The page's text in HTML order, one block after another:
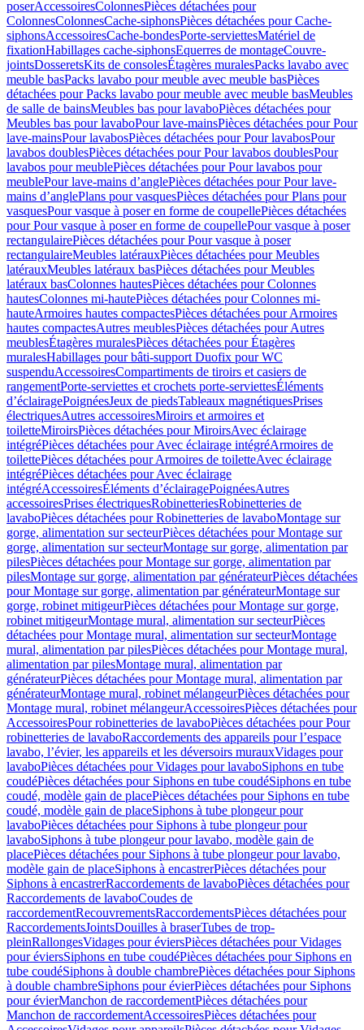
poserAccessoiresColonnesPièces détachées pour
ColonnesColonnesCache-siphonsPièces détachées pour Cache-
siphonsAccessoiresCache-bondesPorte-serviettesMatériel de
fixationHabillages cache-siphonsEquerres de montageCouvre-
jointsDosseretsKits de consolesÉtagères muralesPacks lavabo avec
meuble basPacks lavabo pour meuble avec meuble basPièces
détachées pour Packs lavabo pour meuble avec meuble basMeubles
de salle de bainsMeubles bas pour lavaboPièces détachées pour
Meubles bas pour lavaboPour lave-mainsPièces détachées pour Pour
lave-mainsPour lavabosPièces détachées pour Pour lavabosPour
lavabos doublesPièces détachées pour Pour lavabos doublesPour
lavabos pour meublePièces détachées pour Pour lavabos pour
meublePour lave-mains d’anglePièces détachées pour Pour lave-
mains d’anglePlans pour vasquesPièces détachées pour Plans pour
vasquesPour vasque à poser en forme de coupellePièces détachées
pour Pour vasque à poser en forme de coupellePour vasque à poser
rectangulairePièces détachées pour Pour vasque à poser
rectangulaireMeubles latérauxPièces détachées pour Meubles
latérauxMeubles latéraux basPièces détachées pour Meubles
latéraux basColonnes hautesPièces détachées pour Colonnes
hautesColonnes mi-hautePièces détachées pour Colonnes mi-
hauteArmoires hautes compactesPièces détachées pour Armoires
hautes compactesAutres meublesPièces détachées pour Autres
meublesÉtagères muralesPièces détachées pour Étagères
muralesHabillages pour bâti-support Duofix pour WC
suspenduAccessoiresCompartiments de tiroirs et casiers de
rangementPorte-serviettes et crochets porte-serviettesÉléments
d’éclairagePoignéesJeux de piedsTableaux magnétiquesPrises
électriquesAutres accessoiresMiroirs et armoires et
toiletteMiroirsPièces détachées pour MiroirsAvec éclairage
intégréPièces détachées pour Avec éclairage intégréArmoires de
toilettePièces détachées pour Armoires de toiletteAvec éclairage
intégréPièces détachées pour Avec éclairage
intégréAccessoiresÉléments d’éclairagePoignéesAutres
accessoiresPrises électriquesRobinetteriesRobinetteries de
lavaboPièces détachées pour Robinetteries de lavaboMontage sur
gorge, alimentation sur secteurPièces détachées pour Montage sur
gorge, alimentation sur secteurMontage sur gorge, alimentation par
pilesPièces détachées pour Montage sur gorge, alimentation par
pilesMontage sur gorge, alimentation par générateurPièces détachées
pour Montage sur gorge, alimentation par générateurMontage sur
gorge, robinet mitigeurPièces détachées pour Montage sur gorge,
robinet mitigeurMontage mural, alimentation sur secteurPièces
détachées pour Montage mural, alimentation sur secteurMontage
mural, alimentation par pilesPièces détachées pour Montage mural,
alimentation par pilesMontage mural, alimentation par
générateurPièces détachées pour Montage mural, alimentation par
générateurMontage mural, robinet mélangeurPièces détachées pour
Montage mural, robinet mélangeurAccessoiresPièces détachées pour
AccessoiresPour robinetteries de lavaboPièces détachées pour Pour
robinetteries de lavaboRaccordements des appareils pour l’espace
lavabo, l’évier, les appareils et les déversoirs murauxVidages pour
lavaboPièces détachées pour Vidages pour lavaboSiphons en tube
coudéPièces détachées pour Siphons en tube coudéSiphons en tube
coudé, modèle gain de placePièces détachées pour Siphons en tube
coudé, modèle gain de placeSiphons à tube plongeur pour
lavaboPièces détachées pour Siphons à tube plongeur pour
lavaboSiphons à tube plongeur pour lavabo, modèle gain de
placePièces détachées pour Siphons à tube plongeur pour lavabo,
modèle gain de placeSiphons à encastrerPièces détachées pour
Siphons à encastrerRaccordements de lavaboPièces détachées pour
Raccordements de lavaboCoudes de
raccordementRecouvrementsRaccordementsPièces détachées pour
RaccordementsJointsDouilles à braserTubes de trop-
pleinRallongesVidages pour éviersPièces détachées pour Vidages
pour éviersSiphons en tube coudéPièces détachées pour Siphons en
tube coudéSiphons à double chambrePièces détachées pour Siphons
à double chambreSiphons pour évierPièces détachées pour Siphons
pour évierManchon de raccordementPièces détachées pour
Manchon de raccordementAccessoiresPièces détachées pour